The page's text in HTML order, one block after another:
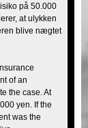
på 50.000
at ulykken
blive nægtet
of an
the case. At
yen. If the
was the